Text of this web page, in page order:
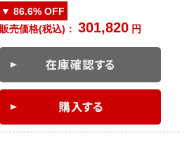
▼ 86.6% OFF
販売価格(税込)：301,820 円